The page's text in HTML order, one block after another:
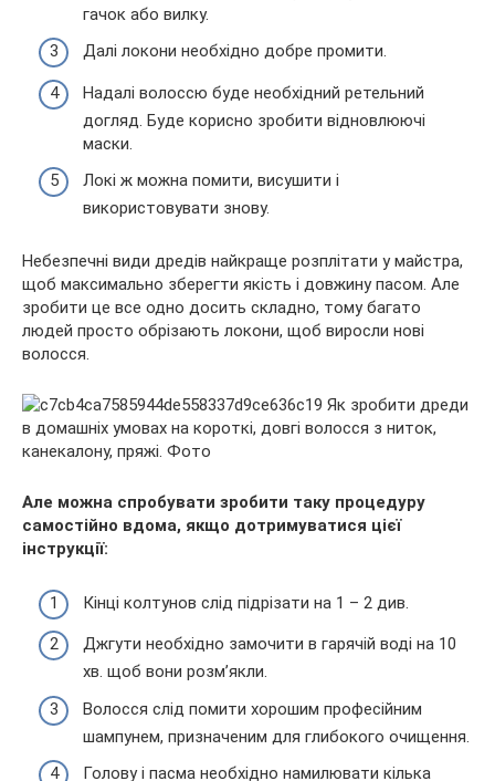
гачок або вилку.
Далі локони необхідно добре промити.
Надалі волоссю буде необхідний ретельний
догляд. Буде корисно зробити відновлюючі
маски.
Локі ж можна помити, висушити і
використовувати знову.
Небезпечні види дредів найкраще розплітати у майстра,
щоб максимально зберегти якість і довжину пасом. Але
зробити це все одно досить складно, тому багато
людей просто обрізають локони, щоб виросли нові
волосся.
Але можна спробувати зробити таку процедуру
самостійно вдома, якщо дотримуватися цієї
інструкції:
Кінці колтунов слід підрізати на 1 – 2 див.
Джгути необхідно замочити в гарячій воді на 10
хв. щоб вони розм’якли.
Волосся слід помити хорошим професійним
шампунем, призначеним для глибокого очищення.
Голову і пасма необхідно намилювати кілька